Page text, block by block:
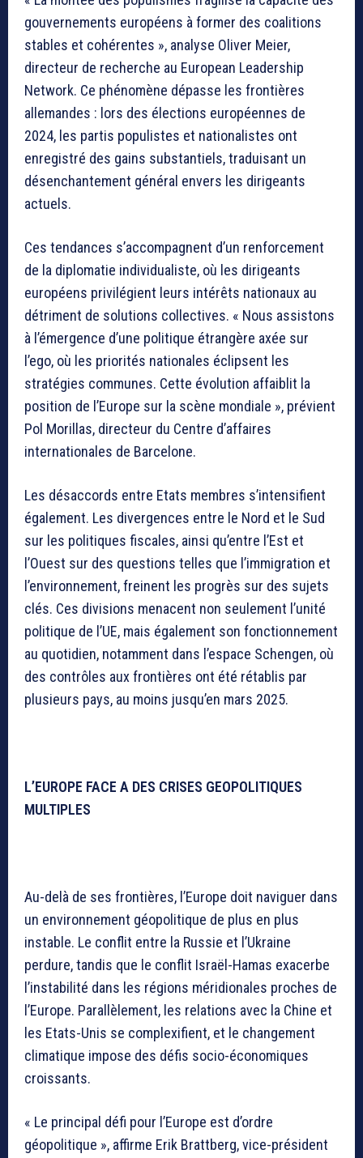
gouvernements européens à former des coalitions
stables et cohérentes », analyse Oliver Meier,
directeur de recherche au European Leadership
Network. Ce phénomène dépasse les frontières
allemandes : lors des élections européennes de
2024, les partis populistes et nationalistes ont
enregistré des gains substantiels, traduisant un
désenchantement général envers les dirigeants
actuels.
Ces tendances s’accompagnent d’un renforcement
de la diplomatie individualiste, où les dirigeants
européens privilégient leurs intérêts nationaux au
détriment de solutions collectives. « Nous assistons
à l’émergence d’une politique étrangère axée sur
l’ego, où les priorités nationales éclipsent les
stratégies communes. Cette évolution affaiblit la
position de l’Europe sur la scène mondiale », prévient
Pol Morillas, directeur du Centre d’affaires
internationales de Barcelone.
Les désaccords entre Etats membres s’intensifient
également. Les divergences entre le Nord et le Sud
sur les politiques fiscales, ainsi qu’entre l’Est et
l’Ouest sur des questions telles que l’immigration et
l’environnement, freinent les progrès sur des sujets
clés. Ces divisions menacent non seulement l’unité
politique de l’UE, mais également son fonctionnement
au quotidien, notamment dans l’espace Schengen, où
des contrôles aux frontières ont été rétablis par
plusieurs pays, au moins jusqu’en mars 2025.
L’EUROPE FACE A DES CRISES GEOPOLITIQUES
MULTIPLES
Au-delà de ses frontières, l’Europe doit naviguer dans
un environnement géopolitique de plus en plus
instable. Le conflit entre la Russie et l’Ukraine
perdure, tandis que le conflit Israël-Hamas exacerbe
l’instabilité dans les régions méridionales proches de
l’Europe. Parallèlement, les relations avec la Chine et
les Etats-Unis se complexifient, et le changement
climatique impose des défis socio-économiques
croissants.
« Le principal défi pour l’Europe est d’ordre
géopolitique », affirme Erik Brattberg, vice-président